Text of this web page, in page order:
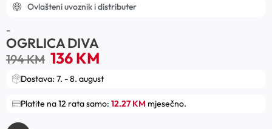
Ovlašteni uvoznik i distributer
-
OGRLICA DIVA
194KM 136KM
Dostava: 7. - 8. august
Platite na 12 rata samo: 12.27 KM mjesečno.